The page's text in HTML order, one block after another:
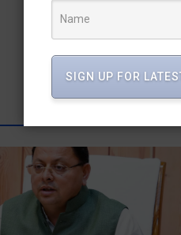
SIGN UP FOR